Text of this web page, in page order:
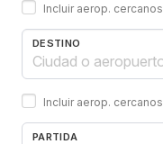
Incluir aerop. cercanos
DESTINO
Incluir aerop. cercanos
PARTIDA